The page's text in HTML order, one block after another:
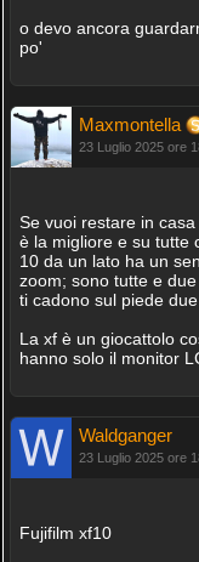
o devo ancora
po'
Maxmontella
23 Luglio 2025 ore
Se vuoi restare in
è la migliore e su tutte
10 da un lato ha un
zoom; sono tutte e
ti cadono sul piede
La xf è un giocattolo
hanno solo il monitor
Waldganger
23 Luglio 2025 ore
Fujifilm xf10